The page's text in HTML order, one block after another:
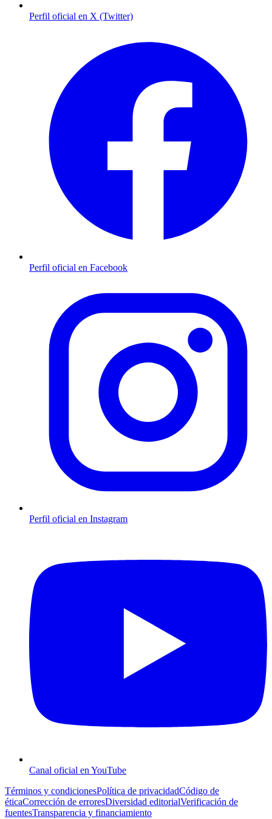
Perfil oficial en X (Twitter)
Perfil oficial en Facebook
Perfil oficial en Instagram
Canal oficial en YouTube
Términos y condicionesPolítica de privacidadCódigo de
éticaCorrección de erroresDiversidad editorialVerificación de
fuentesTransparencia y financiamiento